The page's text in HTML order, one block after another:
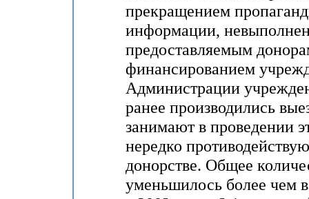
прекращением
информации,
предоставляемым
финансированием
Администрации
ранее производились
занимают в проведении
нередко
донорстве. Общее
уменьшилось более чем